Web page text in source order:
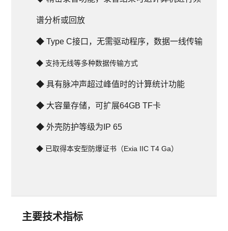
谱分析或回放
◆ Type C接口，无需驱动程序，数据一线传输
◆ 支持无线等多种数据传输方式
◆ 具有脉冲声超过峰值时的计算统计功能
◆ 大容量存储，可扩展64GB TF卡
◆ 外壳 防护等级为IP 65
◆ 已取得本安型防爆证书（Exia IIC T4 Ga）
主要技术指标